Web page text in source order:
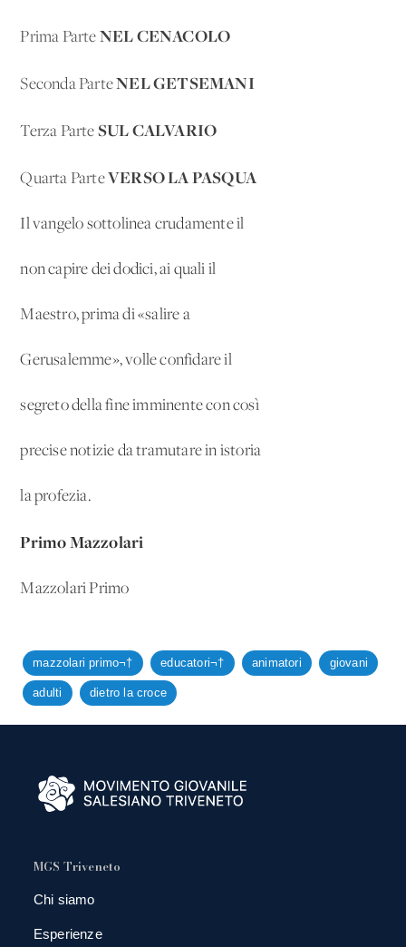
Prima Parte NEL CENACOLO
Seconda ParteNEL GETSEMANI
Terza Parte SUL CALVARIO
Quarta ParteVERSO LA PASQUA
Il vangelo sottolinea crudamente il
non capire dei dodici, ai quali il
Maestro, prima di «salire a
Gerusalemme», volle confidare il
segreto della fine imminente con così
precise notizie da tramutare in istoria
la profezia.
Primo Mazzolari
Mazzolari Primo
mazzolari primo¬† educatori¬† animatori giovani
adulti dietro la croce
MGS Triveneto
Chi siamo
Esperienze